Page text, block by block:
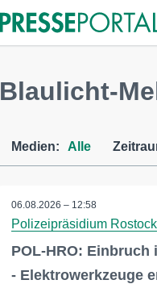
Blaulicht-
Medien: Alle
06.08.2026 – 12:58
Polizeipräsidium Rostock
POL-HRO:
- Elektrowerkzeuge